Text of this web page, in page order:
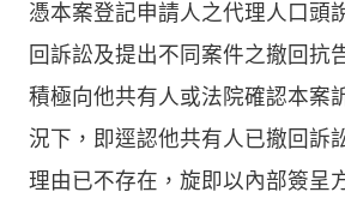
憑本案登記申請人之代理人口頭
回訴訟及提出不同案件之撤回抗
積極向他共有人或法院確認本案
況下，即逕認他共有人已撤回訴
理由已不存在，旋即以內部簽呈